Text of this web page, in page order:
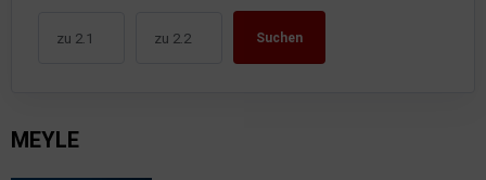
Suchen
MEYLE
Dämpfung
Lüftung